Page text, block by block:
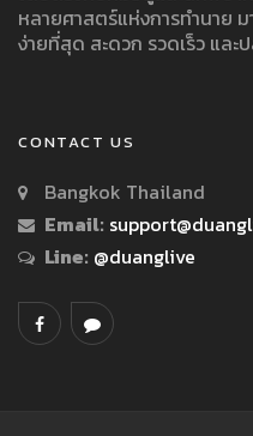
หลายศาสตร์แห่งการทำนาย
ง่ายที่สุด สะดวก รวดเร็ว และ
CONTACT US
Bangkok Thailand
Email:
Line: @duanglive